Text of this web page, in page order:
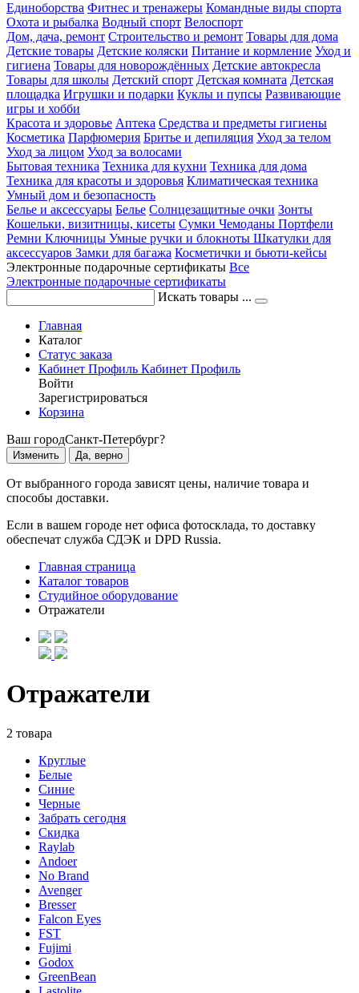
Единоборства Фитнес и тренажеры Командные виды спорта
Охота и рыбалка Водный спорт Велоспорт
Дом, дача, ремонт Строительство и ремонт Товары для дома
Детские товары Детские коляски Питание и кормление Уход и
гигиена Товары для новорождённых Детские автокресла
Товары для школы Детский спорт Детская комната Детская
площадка Игрушки и подарки Куклы и пупсы Развивающие
игры и хобби
Красота и здоровье Аптека Средства и предметы гигиены
Косметика Парфюмерия Бритье и депиляция Уход за телом
Уход за лицом Уход за волосами
Бытовая техника Техника для кухни Техника для дома
Техника для красоты и здоровья Климатическая техника
Умный дом и безопасность
Белье и аксессуары Белье Солнцезащитные очки Зонты
Кошельки, визитницы, кисеты Сумки Чемоданы Портфели
Ремни Ключницы Умные ручки и блокноты Шкатулки для
аксессуаров Замки для багажа Косметички и бьюти-кейсы
Электронные подарочные сертификаты Все
Электронные подарочные сертификаты
Искать товары ...
Главная
Каталог
Статус заказа
Кабинет Профиль Кабинет Профиль
Войти
Зарегистрироваться
Корзина
Ваш городСанкт-Петербург?
Изменить Да, верно
От выбранного города зависят цены, наличие товара и
способы доставки.
Если в вашем городе нет офиса фотосклада, то доставку
обеспечат служба СДЭК и DPD Russia.
Главная страница
Каталог товаров
Студийное оборудование
Отражатели
Отражатели
2 товара
Круглые
Белые
Синие
Черные
Забрать сегодня
Скидка
Raylab
Andoer
No Brand
Avenger
Bresser
Falcon Eyes
FST
Fujimi
Godox
GreenBean